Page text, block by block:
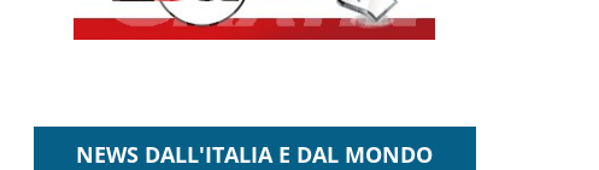
NEWS DALL'ITALIA E DAL MONDO